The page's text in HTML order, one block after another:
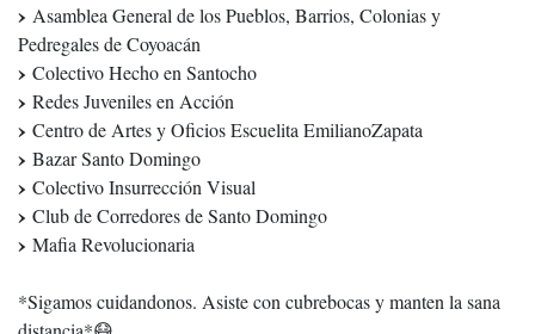
Asamblea General de los Pueblos, Barrios, Colonias y
Pedregales de Coyoacán
Colectivo Hecho en Santocho
Redes Juveniles en Acción
Centro de Artes y Oficios Escuelita EmilianoZapata
Bazar Santo Domingo
Colectivo Insurrección Visual
Club de Corredores de Santo Domingo
Mafia Revolucionaria
*Sigamos cuidandonos. Asiste con cubrebocas y manten la sana